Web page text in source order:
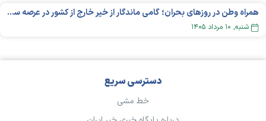
همراه وطن در روزهای بحران؛ گامی ماندگار از خیر خارج از کشور در عرصه سلامت
شنبه, ۱۰ مرداد ۱۴۰۵
دسترسی سریع
خط مشی